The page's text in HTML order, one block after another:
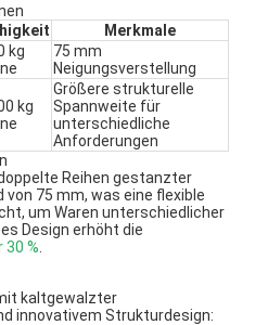
Merkmale
kg
75 mm
Neigungsverstellung
kg
Größere strukturelle
Spannweite für
unterschiedliche
Anforderungen
Reihen gestanzter
75 mm, was eine flexible
um Waren unterschiedlicher
Design erhöht die
30 %
kaltgewalzter
innovativem Strukturdesign: